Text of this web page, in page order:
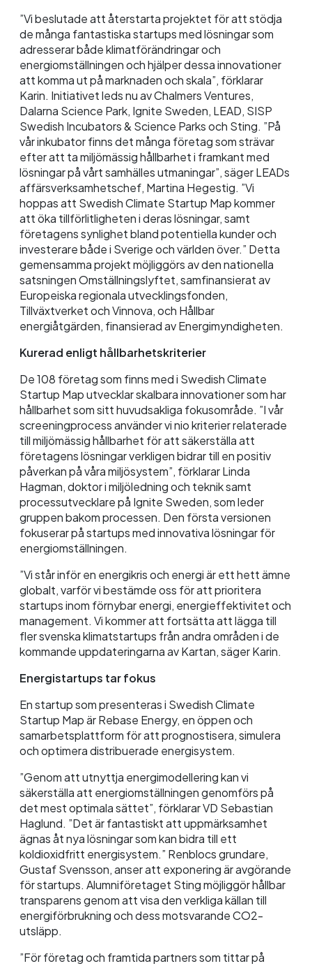
”Vi beslutade att återstarta projektet för att stödja
de många fantastiska startups med lösningar som
adresserar både klimatförändringar och
energiomställningen och hjälper dessa innovationer
att komma ut på marknaden och skala”, förklarar
Karin. Initiativet leds nu av Chalmers Ventures,
Dalarna Science Park, Ignite Sweden, LEAD, SISP
Swedish Incubators & Science Parks och Sting. ”På
vår inkubator finns det många företag som strävar
efter att ta miljömässig hållbarhet i framkant med
lösningar på vårt samhälles utmaningar”, säger LEADs
affärsverksamhetschef, Martina Hegestig. ”Vi
hoppas att Swedish Climate Startup Map kommer
att öka tillförlitligheten i deras lösningar, samt
företagens synlighet bland potentiella kunder och
investerare både i Sverige och världen över.” Detta
gemensamma projekt möjliggörs av den nationella
satsningen Omställningslyftet, samfinansierat av
Europeiska regionala utvecklingsfonden,
Tillväxtverket och Vinnova, och Hållbar
energiåtgärden, finansierad av Energimyndigheten.
Kurerad enligt hållbarhetskriterier
De 108 företag som finns med i Swedish Climate
Startup Map utvecklar skalbara innovationer som har
hållbarhet som sitt huvudsakliga fokusområde. ”I vår
screeningprocess använder vi nio kriterier relaterade
till miljömässig hållbarhet för att säkerställa att
företagens lösningar verkligen bidrar till en positiv
påverkan på våra miljösystem”, förklarar Linda
Hagman, doktor i miljöledning och teknik samt
processutvecklare på Ignite Sweden, som leder
gruppen bakom processen. Den första versionen
fokuserar på startups med innovativa lösningar för
energiomställningen.
”Vi står inför en energikris och energi är ett hett ämne
globalt, varför vi bestämde oss för att prioritera
startups inom förnybar energi, energieffektivitet och
management. Vi kommer att fortsätta att lägga till
fler svenska klimatstartups från andra områden i de
kommande uppdateringarna av Kartan, säger Karin.
Energistartups tar fokus
En startup som presenteras i Swedish Climate
Startup Map är Rebase Energy, en öppen och
samarbetsplattform för att prognostisera, simulera
och optimera distribuerade energisystem.
”Genom att utnyttja energimodellering kan vi
säkerställa att energiomställningen genomförs på
det mest optimala sättet”, förklarar VD Sebastian
Haglund. ”Det är fantastiskt att uppmärksamhet
ägnas åt nya lösningar som kan bidra till ett
koldioxidfritt energisystem.” Renblocs grundare,
Gustaf Svensson, anser att exponering är avgörande
för startups. Alumniföretaget Sting möjliggör hållbar
transparens genom att visa den verkliga källan till
energiförbrukning och dess motsvarande CO2-
utsläpp.
”För företag och framtida partners som tittar på